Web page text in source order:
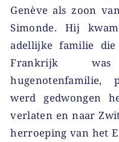
Genève als zoon
Simonde. Hij
adellijke familie
Frankrijk
hugenotenfamilie,
werd gedwongen
verlaten en naar
herroeping van het